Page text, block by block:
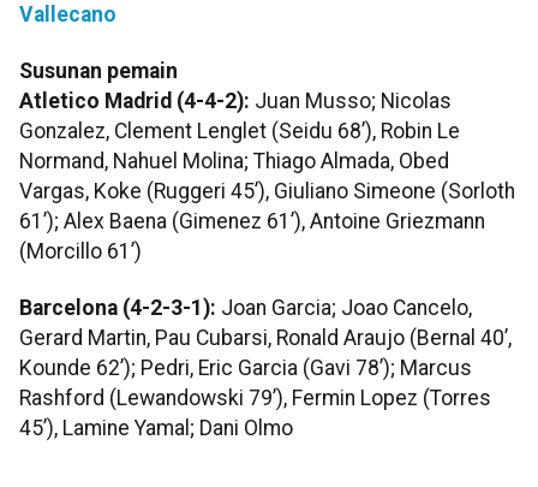
Vallecano
Susunan pemain
Atletico Madrid (4-4-2): Juan Musso; Nicolas
Gonzalez, Clement Lenglet (Seidu 68’), Robin Le
Normand, Nahuel Molina; Thiago Almada, Obed
Vargas, Koke (Ruggeri 45’), Giuliano Simeone (Sorloth
61’); Alex Baena (Gimenez 61’), Antoine Griezmann
(Morcillo 61’)
Barcelona (4-2-3-1): Joan Garcia; Joao Cancelo,
Gerard Martin, Pau Cubarsi, Ronald Araujo (Bernal 40’,
Kounde 62’); Pedri, Eric Garcia (Gavi 78’); Marcus
Rashford (Lewandowski 79’), Fermin Lopez (Torres
45’), Lamine Yamal; Dani Olmo